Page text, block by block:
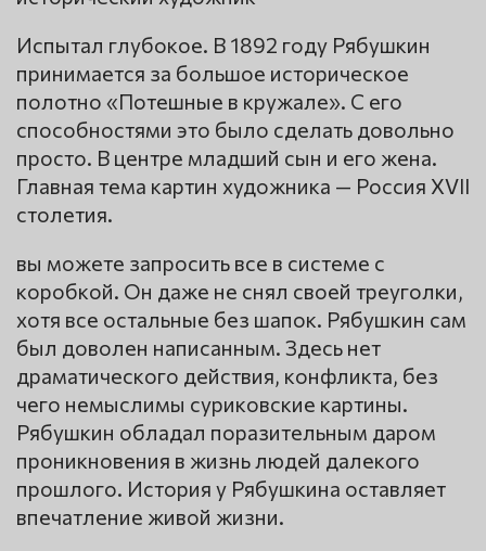
Испытал глубокое. В 1892 году Рябушкин
принимается за большое историческое
полотно «Потешные в кружале». С его
способностями это было сделать довольно
просто. В центре младший сын и его жена.
Главная тема картин художника — Россия XVII
столетия.
вы можете запросить все в системе с
коробкой. Он даже не снял своей треуголки,
хотя все остальные без шапок. Рябушкин сам
был доволен написанным. Здесь нет
драматического действия, конфликта, без
чего немыслимы суриковские картины.
Рябушкин обладал поразительным даром
проникновения в жизнь людей далекого
прошлого. История у Рябушкина оставляет
впечатление живой жизни.